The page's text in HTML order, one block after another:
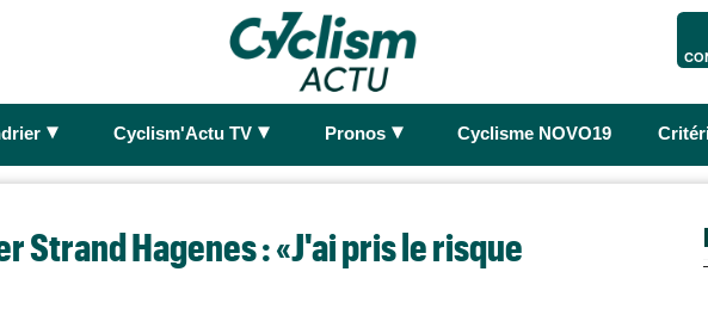
► Cyclism'Actu TV ► Pronos ► Cyclisme NOVO19
Strand Hagenes : «J'ai pris le risque